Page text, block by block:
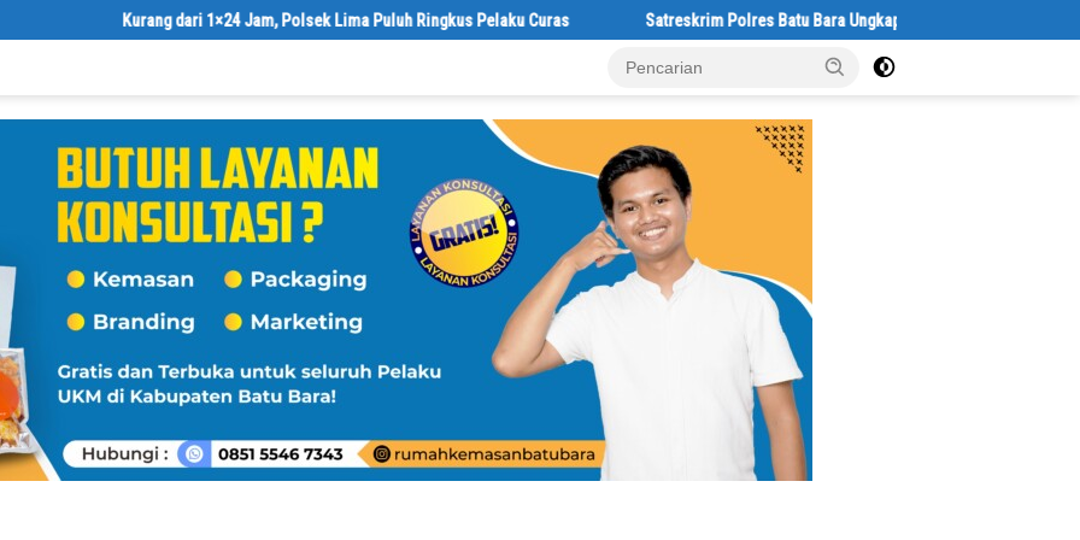
Kurang dari 1×24 Jam, Polsek Lima Puluh Ringkus Pelaku Curas Satreskrim Polres Batu Bara Ungkap Kasus Curat, Tiga Pelaku